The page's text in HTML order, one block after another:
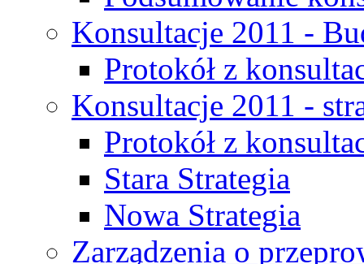
Konsultacje 2011 -
Protokół z
Konsultacje 2011 -
Protokół z
Stara Strategia
Nowa Strategia
Zarządzenia o